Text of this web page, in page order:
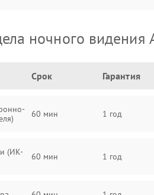
ночного видения
Срок Гарантия
60 мин 1 год
(ИК-
60 мин 1 год